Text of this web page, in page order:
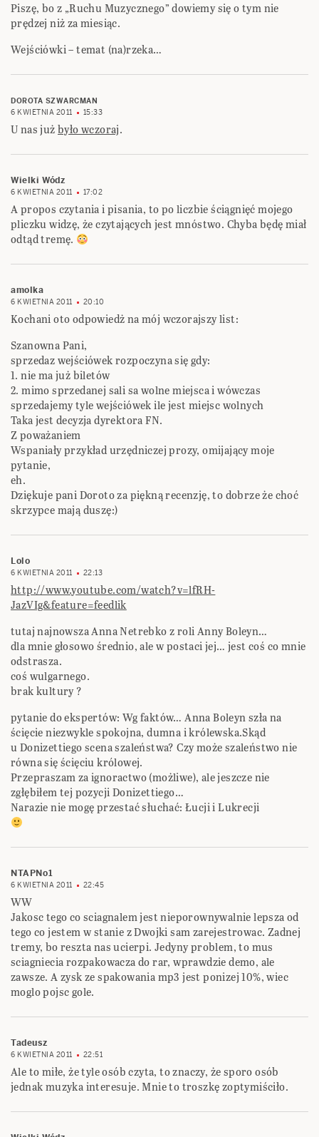
Piszę, bo z „Ruchu Muzycznego” dowiemy się o tym nie
prędzej niż za miesiąc.
Wejściówki – temat (na)rzeka…
DOROTA SZWARCMAN
6 KWIETNIA 2011
15:33
U nas jużbyło wczoraj.
Wielki Wódz
6 KWIETNIA 2011 17:02
A propos czytania i pisania, to po liczbie ściągnięć mojego
pliczku widzę, że czytających jest mnóstwo. Chyba będę miał
odtąd tremę.
amolka
6 KWIETNIA 2011 20:10
Kochani oto odpowiedż na mój wczorajszy list:
Szanowna Pani,
sprzedaz wejściówek rozpoczyna się gdy:
1. nie ma już biletów
2. mimo sprzedanej sali sa wolne miejsca i wówczas
sprzedajemy tyle wejściówek ile jest miejsc wolnych
Taka jest decyzja dyrektora FN.
Z poważaniem
Wspaniały przykład urzędniczej prozy, omijający moje
pytanie,
eh.
Dziękuje pani Doroto za piękną recenzję, to dobrze że choć
skrzypce mają duszę:)
Lolo
6 KWIETNIA 2011 22:13
http://www.youtube.com/watch?v=lfRH-
JazVIg&feature=feedlik
tutaj najnowsza Anna Netrebko z roli Anny Boleyn…
dla mnie głosowo średnio, ale w postaci jej… jest coś co mnie
odstrasza.
coś wulgarnego.
brak kultury ?
pytanie do ekspertów: Wg faktów… Anna Boleyn szła na
ścięcie niezwykle spokojna, dumna i królewska.Skąd
u Donizettiego scena szaleństwa? Czy może szaleństwo nie
równa się ścięciu królowej.
Przepraszam za ignoractwo (możliwe), ale jeszcze nie
zgłębiłem tej pozycji Donizettiego…
Narazie nie mogę przestać słuchać: Łucji i Lukrecji
NTAPNo1
6 KWIETNIA 2011 22:45
WW
Jakosc tego co sciagnalem jest nieporownywalnie lepsza od
tego co jestem w stanie z Dwojki sam zarejestrowac. Zadnej
tremy, bo reszta nas ucierpi. Jedyny problem, to mus
sciagniecia rozpakowacza do rar, wprawdzie demo, ale
zawsze. A zysk ze spakowania mp3 jest ponizej 10%, wiec
moglo pojsc gole.
Tadeusz
6 KWIETNIA 2011 22:51
Ale to miłe, że tyle osób czyta, to znaczy, że sporo osób
jednak muzyka interesuje. Mnie to troszkę zoptymiściło.